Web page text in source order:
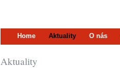
Home Aktuality O nás
Aktuality